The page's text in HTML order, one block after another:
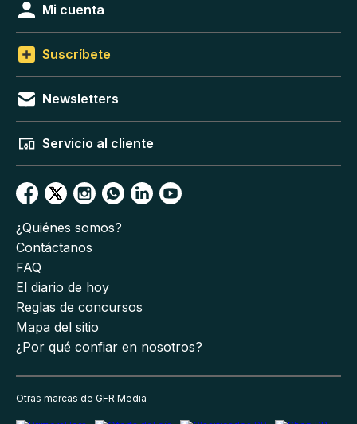
Mi cuenta
Suscríbete
Newsletters
Servicio al cliente
¿Quiénes somos?
Contáctanos
FAQ
El diario de hoy
Reglas de concursos
Mapa del sitio
¿Por qué confiar en nosotros?
Otras marcas de GFR Media